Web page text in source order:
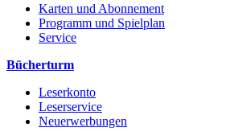
Karten und Abonnement
Programm und Spielplan
Service
Bücherturm
Leserkonto
Leserservice
Neuerwerbungen